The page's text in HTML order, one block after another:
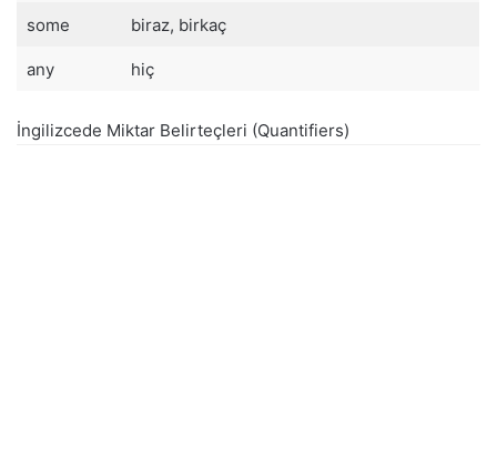
some biraz, birkaç
any hiç
İngilizcede Miktar Belirteçleri (Quantifiers)